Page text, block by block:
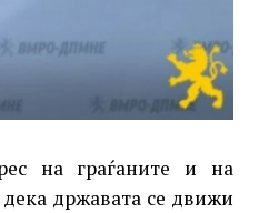
на граѓаните и на
државата се движи